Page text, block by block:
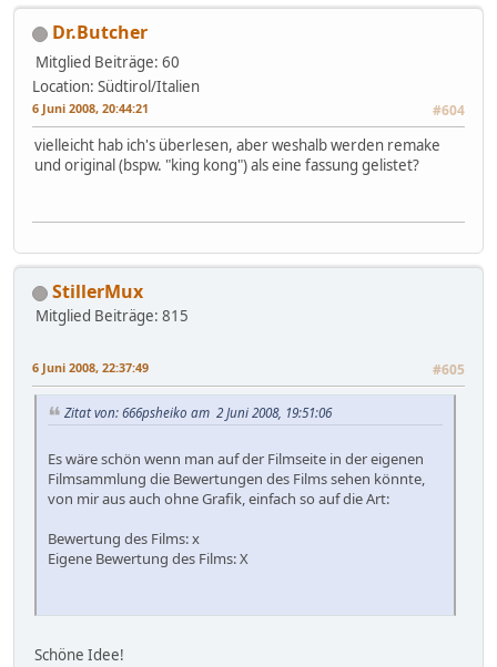
Dr.Butcher
Mitglied Beiträge: 60
Location: Südtirol/Italien
6 Juni 2008, 20:44:21 #604
vielleicht hab ich's überlesen, aber weshalb werden remake
und original (bspw. "king kong") als eine fassung gelistet?
StillerMux
Mitglied Beiträge: 815
6 Juni 2008, 22:37:49 #605
Zitat von: 666psheiko am 2 Juni 2008, 19:51:06
Es wäre schön wenn man auf der Filmseite in der eigenen
Filmsammlung die Bewertungen des Films sehen könnte,
von mir aus auch ohne Grafik, einfach so auf die Art:
Bewertung des Films: x
Eigene Bewertung des Films: X
Schöne Idee!